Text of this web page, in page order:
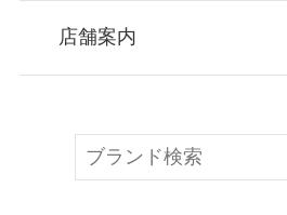
お申込み
または梱包材不要の「集
店舗案内